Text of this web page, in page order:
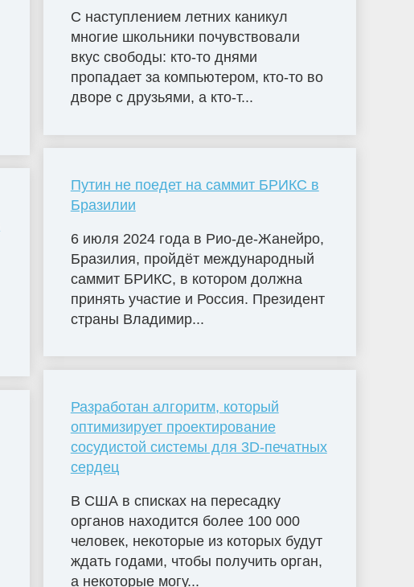
С наступлением летних каникул
многие школьники почувствовали
вкус свободы: кто-то днями
пропадает за компьютером, кто-то во
дворе с друзьями, а кто-т...
Путин не поедет на саммит БРИКС в
Бразилии
6 июля 2024 года в Рио-де-Жанейро,
Бразилия, пройдёт международный
саммит БРИКС, в котором должна
принять участие и Россия. Президент
страны Владимир...
Разработан алгоритм, который
оптимизирует проектирование
сосудистой системы для 3D-печатных
сердец
В США в списках на пересадку
органов находится более 100 000
человек, некоторые из которых будут
ждать годами, чтобы получить орган,
а некоторые могу...